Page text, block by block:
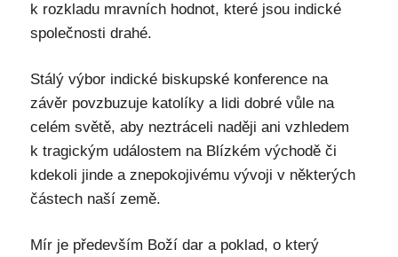
k rozkladu mravních hodnot, které jsou indické
společnosti drahé.
Stálý výbor indické biskupské konference na
závěr povzbuzuje katolíky a lidi dobré vůle na
celém světě, aby neztráceli naději ani vzhledem
k tragickým událostem na Blízkém východě či
kdekoli jinde a znepokojivému vývoji v některých
částech naší země.
Mír je především Boží dar a poklad, o který